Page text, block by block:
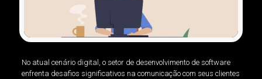
No atual cenário digital, o setor de desenvolvimento de software
enfrenta desafios significativos na comunicação com seus clientes